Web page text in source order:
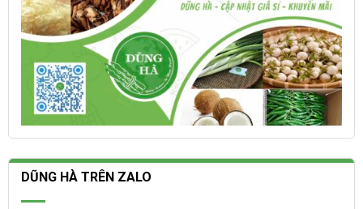
DŨNG HÀ TRÊN ZALO